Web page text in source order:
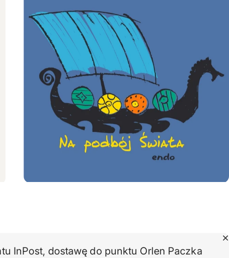
InPost, dostawę do punktu Orlen Paczka